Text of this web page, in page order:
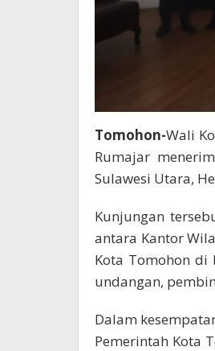
Tomohon-Wali
Rumajar
Sulawesi Utara,
Kunjungan
antara Kantor
Kota Tomohon
undangan,
Dalam
Pemerintah Kota